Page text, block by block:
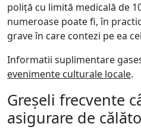
poliță cu limită medicală de
numeroase poate fi, în
grave în care contezi pe ea
Informatii suplimentare
evenimente culturale locale.
Greșeli frecvente
asigurare de